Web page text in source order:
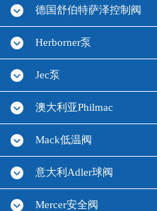
德国舒伯特萨泽控制阀
Herborner泵
Jec泵
澳大利亚Philmac
Mack低温阀
意大利Adler球阀
Mercer安全阀